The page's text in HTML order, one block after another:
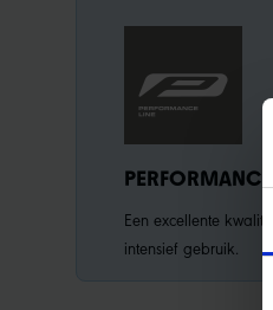
PERFORMANCE
Een excellente
intensief gebruik.